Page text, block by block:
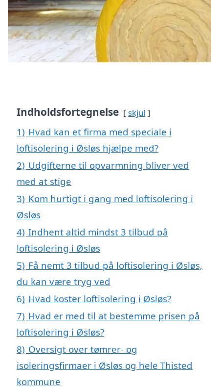
Indholdsfortegnelse skjul
1) Hvad kan et firma med speciale i
loftisolering i Øsløs hjælpe med?
2) Udgifterne til opvarmning bliver ved
med at stige
3) Kom hurtigt i gang med loftisolering i
Øsløs
4) Indhent altid mindst 3 tilbud på
loftisolering i Øsløs
5) Få nemt 3 tilbud på loftisolering i Øsløs,
du kan være tryg ved
6) Hvad koster loftisolering i Øsløs?
7) Hvad er med til at bestemme prisen på
loftisolering i Øsløs?
8) Oversigt over tømrer- og
isoleringsfirmaer i Øsløs og hele Thisted
kommune